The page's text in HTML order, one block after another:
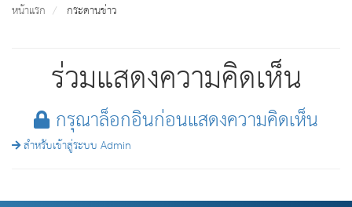
หน้าแรก กระดานข่าว
ร่วมแสดงความคิดเห็น
กรุณาล็อกอินก่อนแสดงความคิดเห็น
สำหรับเข้าสู่ระบบ Admin